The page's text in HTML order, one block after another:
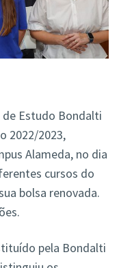
Estudo Bondalti
2022/2023,
Alameda, no dia
cursos do
bolsa renovada.
pela Bondalti